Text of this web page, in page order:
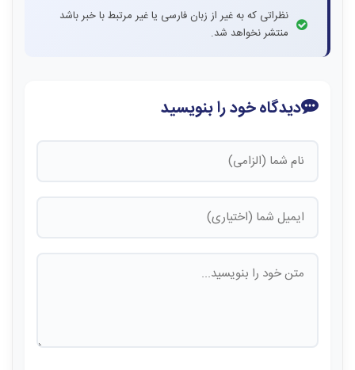
نظراتی که به غیر از زبان فارسی یا غیر مرتبط با خبر باشد
منتشر نخواهد شد.
دیدگاه خود را بنویسید